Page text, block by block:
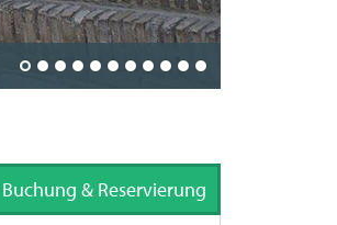
Buchung & Reservierung